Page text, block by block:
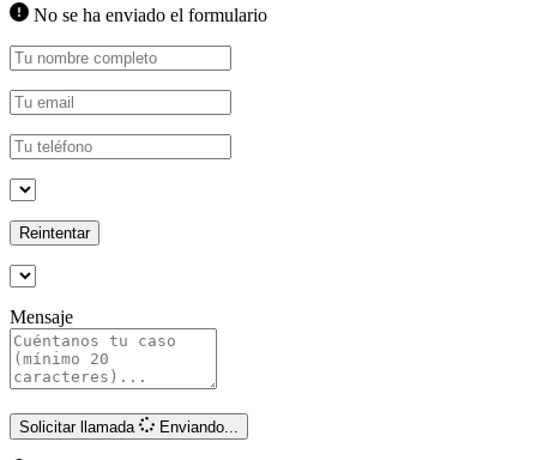
No se ha enviado el formulario
Reintentar
Mensaje
Solicitar llamada Enviando...